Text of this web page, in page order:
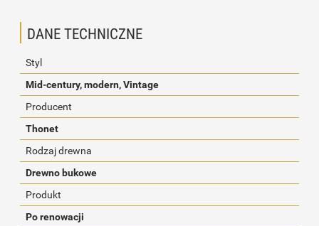
DANE TECHNICZNE
Styl
Mid-century, modern, Vintage
Producent
Thonet
Rodzaj drewna
Drewno bukowe
Produkt
Po renowacji